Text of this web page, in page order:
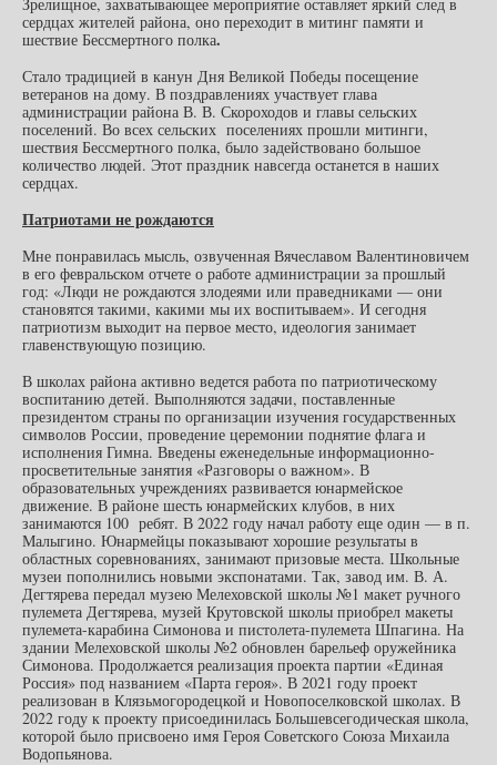
сердцах жителей района, оно переходит в митинг памяти и
шествие Бессмертного полка.
Стало традицией в канун Дня Великой Победы посещение
ветеранов на дому. В поздравлениях участвует глава
администрации района В. В. Скороходов и главы сельских
поселений. Во всех сельских поселениях прошли митинги,
шествия Бессмертного полка, было задействовано большое
количество людей. Этот праздник навсегда останется в наших
сердцах.
Патриотами не рождаются
Мне понравилась мысль, озвученная Вячеславом Валентиновичем
в его февральском отчете о работе администрации за прошлый
год: «Люди не рождаются злодеями или праведниками — они
становятся такими, какими мы их воспитываем». И сегодня
патриотизм выходит на первое место, идеология занимает
главенствующую позицию.
В школах района активно ведется работа по патриотическому
воспитанию детей. Выполняются задачи, поставленные
президентом страны по организации изучения государственных
символов России, проведение церемонии поднятие флага и
исполнения Гимна. Введены еженедельные информационно-
просветительные занятия «Разговоры о важном». В
образовательных учреждениях развивается юнармейское
движение. В районе шесть юнармейских клубов, в них
занимаются 100 ребят. В 2022 году начал работу еще один — в п.
Малыгино. Юнармейцы показывают хорошие результаты в
областных соревнованиях, занимают призовые места. Школьные
музеи пополнились новыми экспонатами. Так, завод им. В. А.
Дегтярева передал музею Мелеховской школы №1 макет ручного
пулемета Дегтярева, музей Крутовской школы приобрел макеты
пулемета-карабина Симонова и пистолета-пулемета Шпагина. На
здании Мелеховской школы №2 обновлен барельеф оружейника
Симонова. Продолжается реализация проекта партии «Единая
Россия» под названием «Парта героя». В 2021 году проект
реализован в Клязьмогородецкой и Новопоселковской школах. В
2022 году к проекту присоединилась Большевсегодическая школа,
которой было присвоено имя Героя Советского Союза Михаила
Водопьянова.